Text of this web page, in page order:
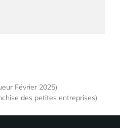
Février 2025)
des petites entreprises)